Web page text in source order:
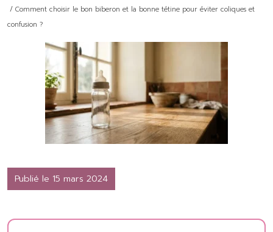
/ Comment choisir le bon biberon et la bonne tétine pour éviter coliques et
confusion ?
Publié le 15 mars 2024